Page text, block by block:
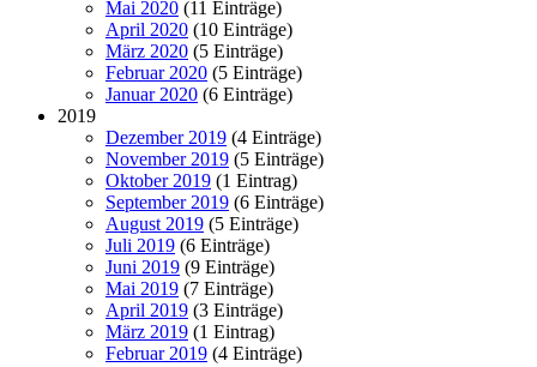
Mai 2020 (11 Einträge)
April 2020 (10 Einträge)
März 2020 (5 Einträge)
Februar 2020 (5 Einträge)
Januar 2020 (6 Einträge)
2019
Dezember 2019 (4 Einträge)
November 2019 (5 Einträge)
Oktober 2019 (1 Eintrag)
September 2019 (6 Einträge)
August 2019 (5 Einträge)
Juli 2019 (6 Einträge)
Juni 2019 (9 Einträge)
Mai 2019 (7 Einträge)
April 2019 (3 Einträge)
März 2019 (1 Eintrag)
Februar 2019 (4 Einträge)